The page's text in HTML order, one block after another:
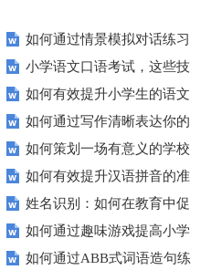
如何通过情景模拟对话练习
提高你的沟通能力？
小学语文口语考试，这些技
巧让孩子自信应考？
如何有效提升小学生的语文
拼写能力？
如何通过写作清晰表达你的
愿望？
如何策划一场有意义的学校
升旗仪式？
如何有效提升汉语拼音的准
确性和流利度？这里有妙招！
姓名识别：如何在教育中促
进个性化学习？
如何通过趣味游戏提高小学
生的拼音水平？
如何通过ABB式词语造句练